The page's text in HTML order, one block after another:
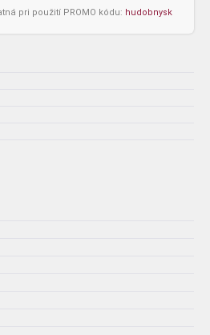
pri použití PROMO kódu: hudobnysk